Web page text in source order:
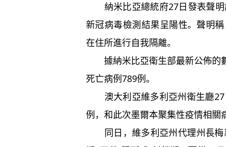
納米比亞總統府27日發表聲明
新冠病毒檢測結果呈陽性。聲明
在住所進行自我隔離。
據納米比亞衛生部最新公佈的
死亡病例789例。
澳大利亞維多利亞州衛生廳27
例，和此次墨爾本聚集性疫情相關
同日，維多利亞州代理州長梅